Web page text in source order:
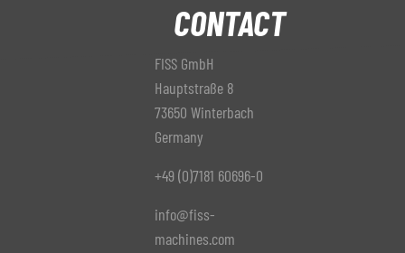
CONTACT
FISS GmbH
Hauptstraße 8
73650 Winterbach
Germany
+49 (0)7181 60696-0
info@fiss-
machines.com